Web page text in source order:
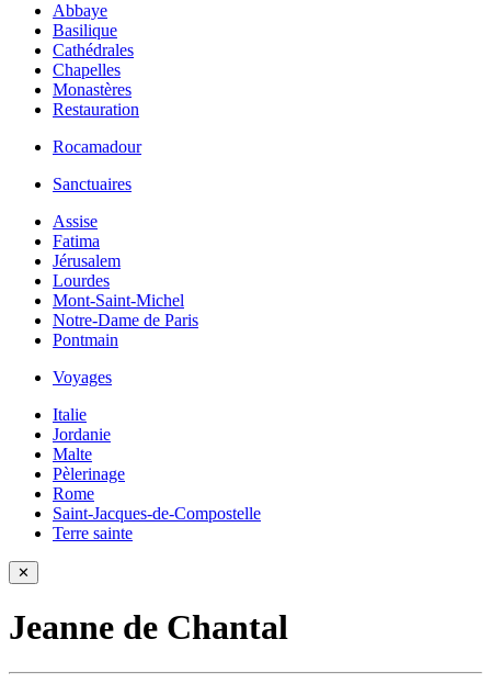
Abbaye
Basilique
Cathédrales
Chapelles
Monastères
Restauration
Rocamadour
Sanctuaires
Assise
Fatima
Jérusalem
Lourdes
Mont-Saint-Michel
Notre-Dame de Paris
Pontmain
Voyages
Italie
Jordanie
Malte
Pèlerinage
Rome
Saint-Jacques-de-Compostelle
Terre sainte
✕
Jeanne de Chantal